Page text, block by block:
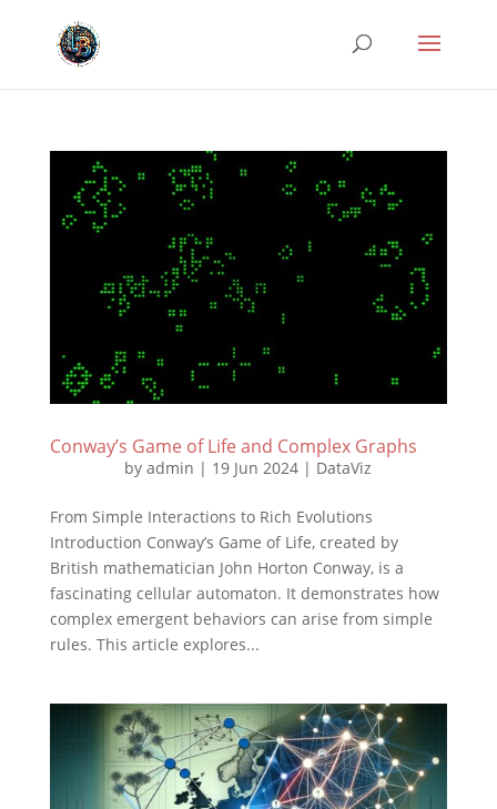
Conway’s Game of Life and Complex Graphs
byadmin | 19 Jun 2024 | DataViz
From Simple Interactions to Rich Evolutions
Introduction Conway’s Game of Life, created by
British mathematician John Horton Conway, is a
fascinating cellular automaton. It demonstrates how
complex emergent behaviors can arise from simple
rules. This article explores...